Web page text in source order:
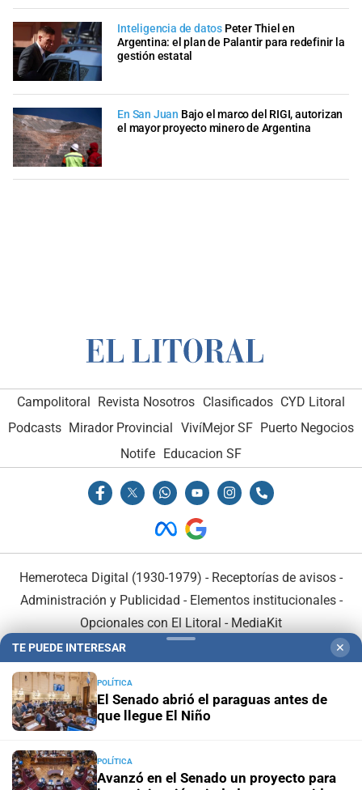
Inteligencia de datos Peter Thiel en
Argentina: el plan de Palantir para redefinir la
gestión estatal
En San Juan Bajo el marco del RIGI, autorizan
el mayor proyecto minero de Argentina
Campolitoral Revista Nosotros Clasificados CYD Litoral
Podcasts Mirador Provincial VivíMejor SF Puerto Negocios
Notife Educacion SF
Hemeroteca Digital (1930-1979) - Receptorías de avisos -
Administración y Publicidad - Elementos institucionales-
Opcionales con El Litoral - MediaKit
En Asociación con:
TE PUEDE INTERESAR ✕
POLÍTICA
El Senado abrió el paraguas antes de
que llegue El Niño
POLÍTICA
Avanzó en el Senado un proyecto para